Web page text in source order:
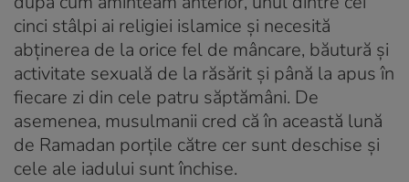
cinci stâlpi ai religiei islamice și necesită
abținerea de la orice fel de mâncare, băutură și
activitate sexuală de la răsărit și până la apus în
fiecare zi din cele patru săptămâni. De
asemenea, musulmanii cred că în această lună
de Ramadan porțile către cer sunt deschise și
cele ale iadului sunt închise.